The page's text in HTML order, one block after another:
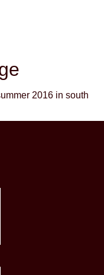
2016 in south